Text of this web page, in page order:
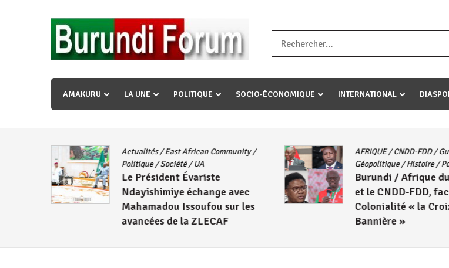
« Ingorane si ugupfa , ingorane ni ugupfa nabi ,gupfa ataco umariye umuryango wawe canke
uzopfire neza umuryango n’igihugu cakwibarutse ? »
AMAKURU LA UNE POLITIQUE SOCIO-ÉCONOMIQUE INTERNATIONAL
Actualités/East African Community/
Politique/Société/UA
Le Président Évariste
Ndayishimiye échange avec
Mahamadou Issoufou sur les
avancées de la ZLECAF
AFRIQUE/CNDD-FDD/
Géopolitique/Histoire/
Burundi / Afrique du
et le CNDD-FDD,
Colonialité « la
Bannière »